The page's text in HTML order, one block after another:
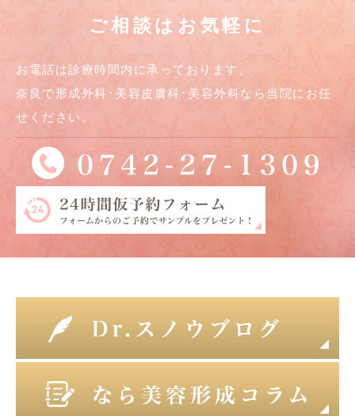
ご相談はお気軽に
お電話は診療時間内に承っております。
奈良で形成外科･美容皮膚科･美容外科なら当院にお任
せください。